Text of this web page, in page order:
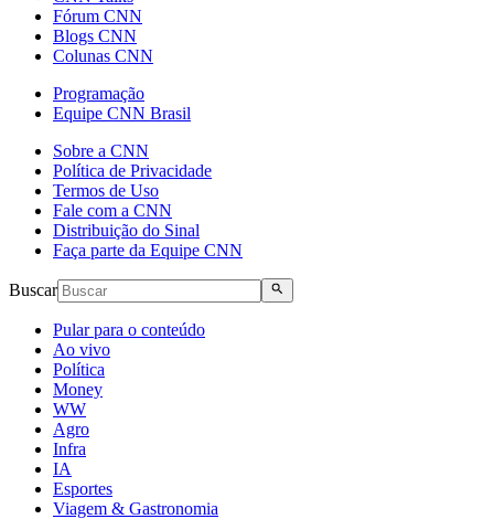
Fórum CNN
Blogs CNN
Colunas CNN
Programação
Equipe CNN Brasil
Sobre a CNN
Política de Privacidade
Termos de Uso
Fale com a CNN
Distribuição do Sinal
Faça parte da Equipe CNN
Buscar
Pular para o conteúdo
Ao vivo
Política
Money
WW
Agro
Infra
IA
Esportes
Viagem & Gastronomia